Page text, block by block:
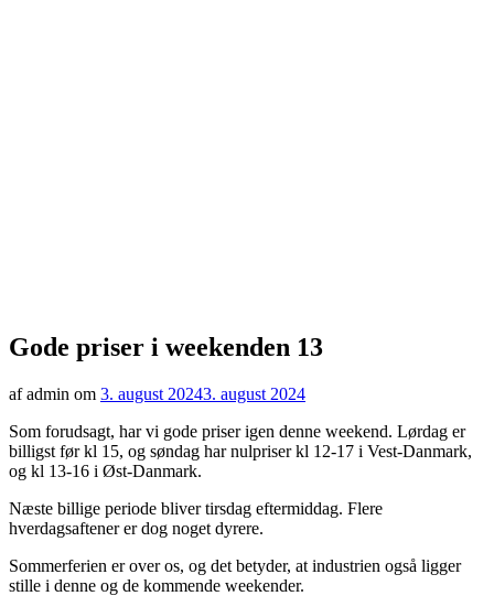
Gode priser i weekenden 13
af admin om 3. august 20243. august 2024
Som forudsagt, har vi gode priser igen denne weekend. Lørdag er
billigst før kl 15, og søndag har nulpriser kl 12-17 i Vest-Danmark,
og kl 13-16 i Øst-Danmark.
Næste billige periode bliver tirsdag eftermiddag. Flere
hverdagsaftener er dog noget dyrere.
Sommerferien er over os, og det betyder, at industrien også ligger
stille i denne og de kommende weekender.